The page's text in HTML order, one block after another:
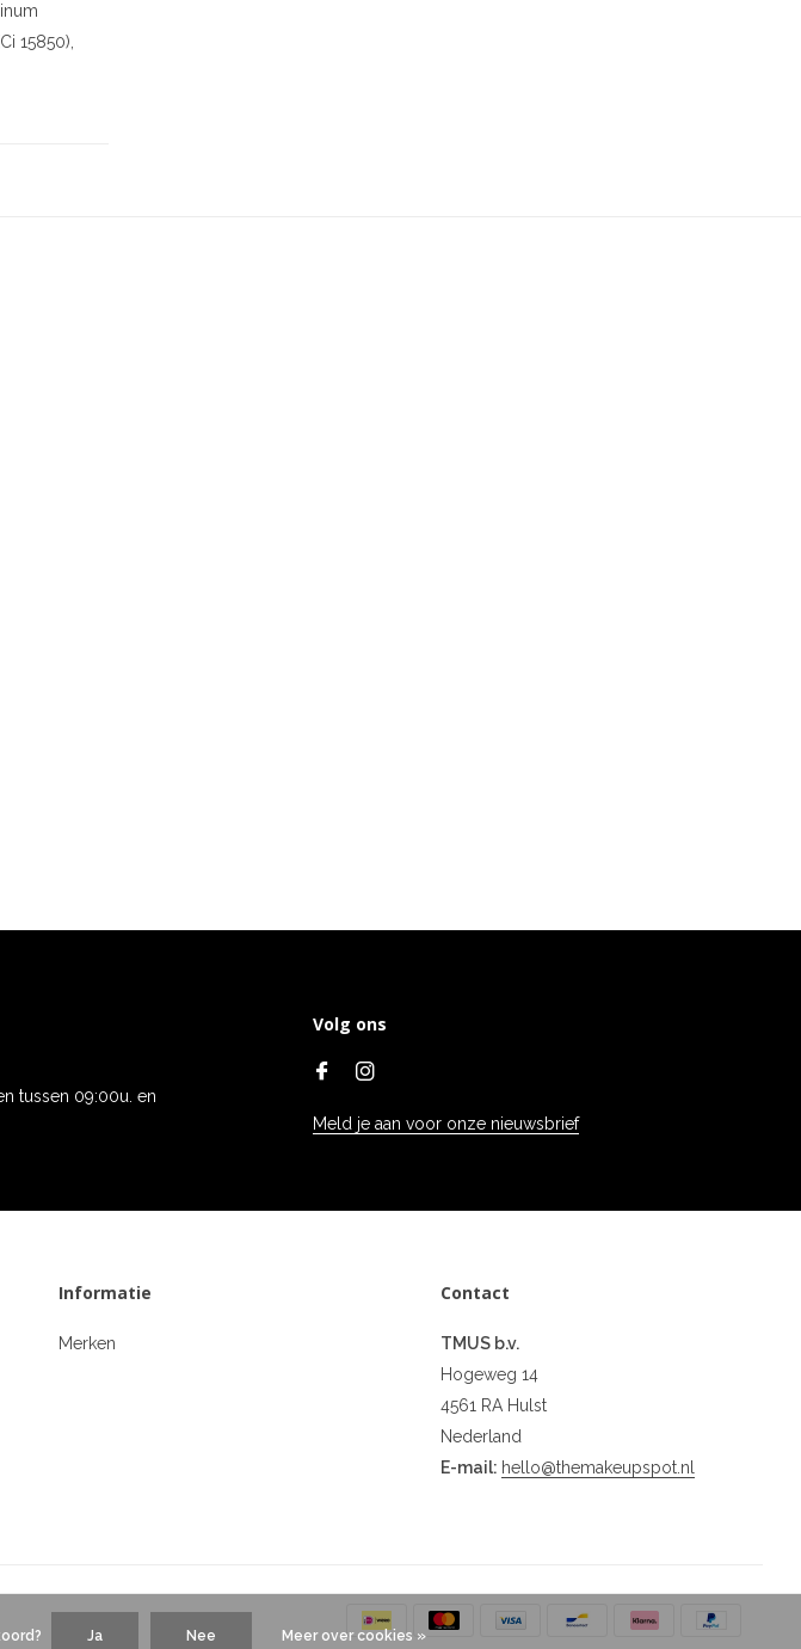
15850),
tussen 09:00u. en
Volg ons
Meld je aan voor onze nieuwsbrief
Informatie
Merken
Contact
TMUS b.v.
Hogeweg 14
4561 RA Hulst
Nederland
E-mail: hello@themakeupspot.nl
Ja Nee Meer over cookies »